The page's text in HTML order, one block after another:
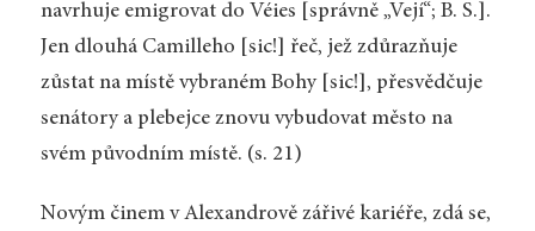
navrhuje emigrovat do Véies [správně „Vejí“; B. S.].
Jen dlouhá Camilleho [sic!] řeč, jež zdůrazňuje
zůstat na místě vybraném Bohy [sic!], přesvědčuje
senátory a plebejce znovu vybudovat město na
svém původním místě. (s. 21)
Novým činem v Alexandrově zářivé kariéře, zdá se,